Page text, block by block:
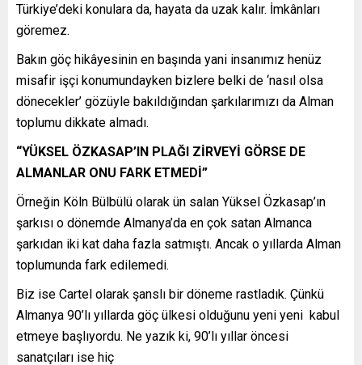
Türkiye’deki konulara da, hayata da uzak kalır. İmkânları
göremez.
Bakın göç hikâyesinin en başında yani insanımız henüz
misafir işçi konumundayken bizlere belki de ‘nasıl olsa
dönecekler’ gözüyle bakıldığından şarkılarımızı da Alman
toplumu dikkate almadı.
“YÜKSEL ÖZKASAP’IN PLAĞI ZİRVEYİ GÖRSE DE
ALMANLAR ONU FARK ETMEDİ”
Örneğin Köln Bülbülü olarak ün salan Yüksel Özkasap’ın
şarkısı o dönemde Almanya’da en çok satan Almanca
şarkıdan iki kat daha fazla satmıştı. Ancak o yıllarda Alman
toplumunda fark edilemedi.
Biz ise Cartel olarak şanslı bir döneme rastladık. Çünkü
Almanya 90’lı yıllarda göç ülkesi olduğunu yeni yeni kabul
etmeye başlıyordu. Ne yazık ki, 90’lı yıllar öncesi
sanatçıları ise hiç